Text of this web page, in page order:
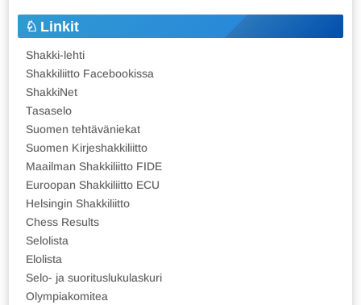
Linkit
Shakki-lehti
Shakkiliitto Facebookissa
ShakkiNet
Tasaselo
Suomen tehtäväniekat
Suomen Kirjeshakkiliitto
Maailman Shakkiliitto FIDE
Euroopan Shakkiliitto ECU
Helsingin Shakkiliitto
Chess Results
Selolista
Elolista
Selo- ja suorituslukulaskuri
Olympiakomitea